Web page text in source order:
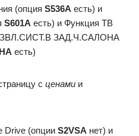
(опция S536A есть) и
S601A есть) и Функция ТВ
ЗАД.Ч.САЛОНА
есть)
с ценами и
Drive (опции S2VSA нет) и